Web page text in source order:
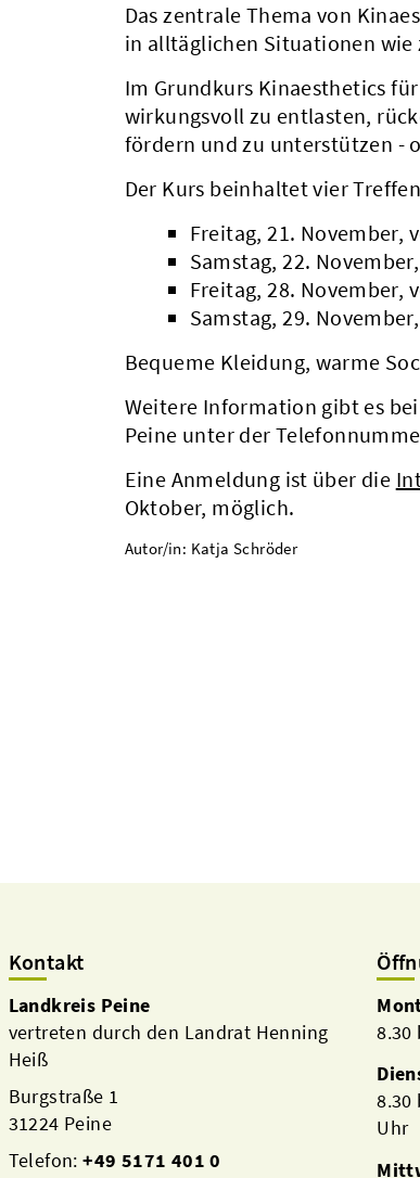
Das zentrale Thema von
in alltäglichen Situationen wie
Im Grundkurs Kinaesthetics
wirkungsvoll zu entlasten,
fördern und zu unterstützen -
Der Kurs beinhaltet vier
Freitag, 21. November,
Samstag, 22.
Freitag, 28. November,
Samstag, 29.
Bequeme Kleidung, warme
Weitere Information gibt es
Peine unter der
Eine Anmeldung ist über die
Oktober, möglich.
Autor/in: Katja Schröder
Kontakt
Landkreis Peine
vertreten durch den Landrat Henning
Heiß
Burgstraße 1
31224 Peine
Telefon:+49 5171 401 0
8.30
8.30
Uhr